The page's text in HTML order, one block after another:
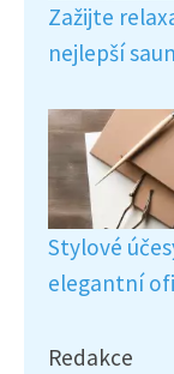
Zažijte
nejlepší
Stylové
elegantní
Redakce